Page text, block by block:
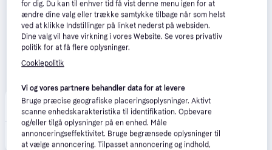
Notino
Laveste pris·49 kr. fragt,5-7 dage
Weleda Arnica Massageolie 200 ml - 200 ml 143 kr.
Eller 3 betalinger af 48 kr.
for dig. Du kan til enhver tid få vist denne menu igen for at
ændre dine valg eller trække samtykke tilbage når som helst
ved at klikke Indstillinger på linket nederst på websiden.
Dine valg vil have virkning i vores Website. Se vores privatliv
politik for at få flere oplysninger.
Cookiepolitik
Vi og vores partnere behandler data for at levere
Bruge præcise geografiske placeringsoplysninger. Aktivt
scanne enhedskarakteristika til identifikation. Opbevare
og/eller tilgå oplysninger på en enhed. Måle
annonceringseffektivitet. Bruge begrænsede oplysninger til
at vælge annoncering. Tilpasset annoncering og indhold,